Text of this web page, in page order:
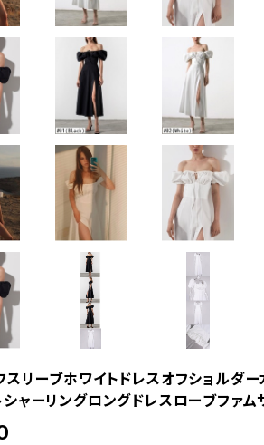
スリーブホワイトドレスオフショルダ
シャーリングロングドレスローブファ